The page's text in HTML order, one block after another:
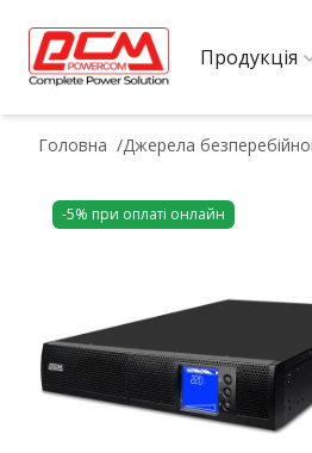
Продукція
Головна Джерела
-5% при оплаті онлайн